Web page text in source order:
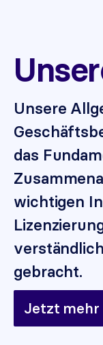
Unsere
das
wichtigen
gebracht.
Jetzt